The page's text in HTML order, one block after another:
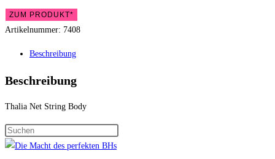
ZUM PRODUKT*
Artikelnummer: 7408
Beschreibung
Beschreibung
Thalia Net String Body